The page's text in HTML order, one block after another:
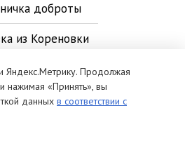
доброты
из Кореновки
Новости
Контакты
Яндекс.Метрику. Продолжая
нажимая «Принять», вы
данных в соответствии с